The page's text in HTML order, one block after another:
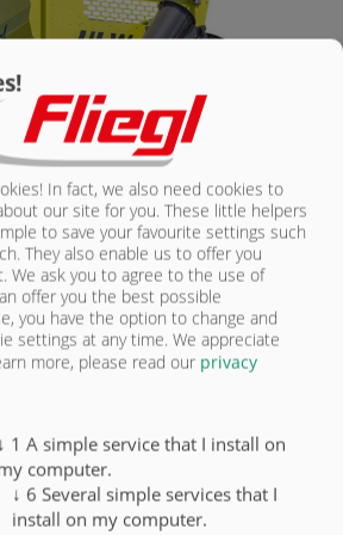
STANDARD
de timon
DIN 40 (Ø 40 mm)
avec ALB
Gigant-Plus
rigide, semi-rigide, direction arrière,
In fact, we also need cookies to
our site for you. These little helpers
to save your favourite settings such
They also enable us to offer you
We ask you to agree to the use of
offer you the best possible
you have the option to change and
settings at any time. We appreciate
more, please read our privacy
↓ 1 A simple service that I install on
computer.
↓ 6 Several simple services that I
install on my computer.